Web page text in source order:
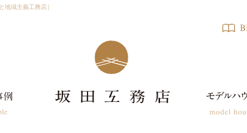
地域主義工務店］